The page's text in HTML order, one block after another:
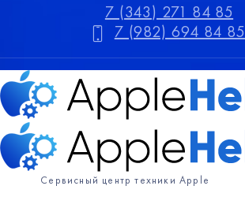
7 (343) 271 84 85
7 (982) 694 84 85
Сервисный центр техники Apple